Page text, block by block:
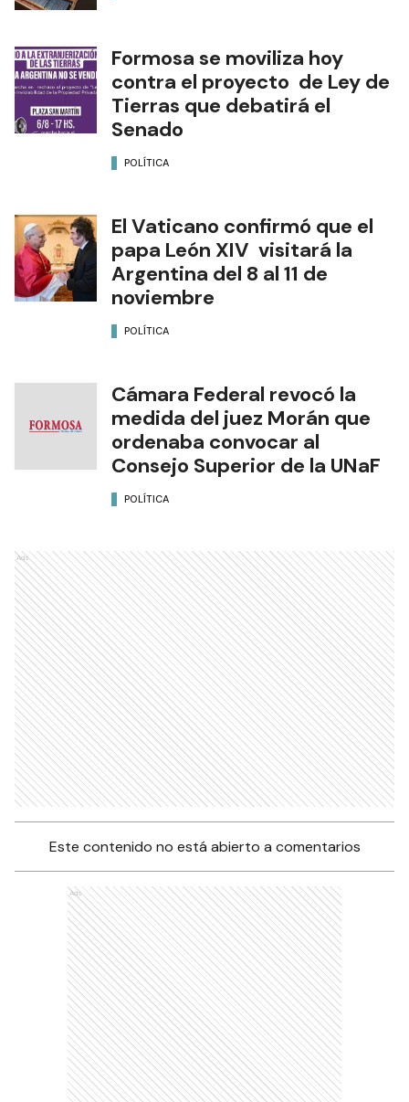
Formosa se moviliza hoy
contra el proyecto de Ley de
Tierras que debatirá el
Senado
POLÍTICA
El Vaticano confirmó que el
papa León XIV visitará la
Argentina del 8 al 11 de
noviembre
POLÍTICA
Cámara Federal revocó la
medida del juez Morán que
ordenaba convocar al
Consejo Superior de la UNaF
POLÍTICA
Ads
Este contenido no está abierto a comentarios
Ads